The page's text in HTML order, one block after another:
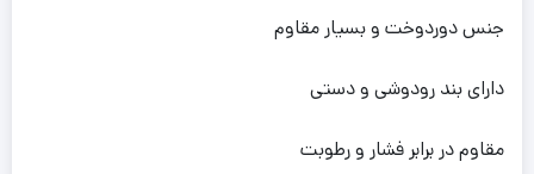
جنس دوردوخت و بسیار مقاوم
دارای بند رودوشی و دستی
مقاوم در برابر فشار و رطوبت